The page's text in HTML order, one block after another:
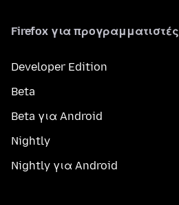
Firefox για προγραμματιστές
Developer Edition
Beta
Beta για Android
Nightly
Nightly για Android